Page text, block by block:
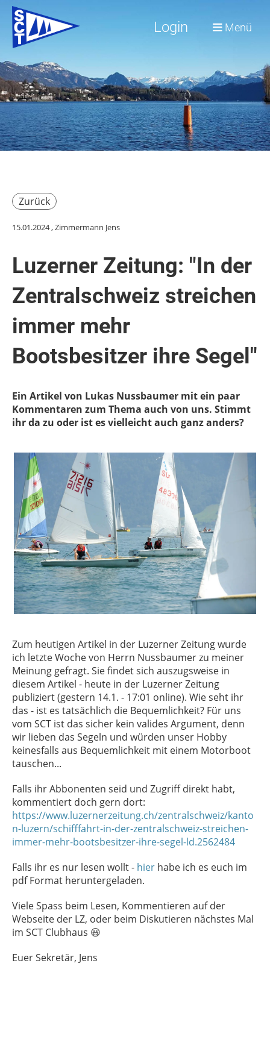
Login Menü
Zurück
15.01.2024, Zimmermann Jens
Luzerner Zeitung: "In der
Zentralschweiz streichen
immer mehr
Bootsbesitzer ihre Segel"
Ein Artikel von Lukas Nussbaumer mit ein paar
Kommentaren zum Thema auch von uns. Stimmt
ihr da zu oder ist es vielleicht auch ganz anders?
Zum heutigen Artikel in der Luzerner Zeitung wurde
ich letzte Woche von Herrn Nussbaumer zu meiner
Meinung gefragt. Sie findet sich auszugsweise in
diesem Artikel - heute in der Luzerner Zeitung
publiziert (gestern 14.1. - 17:01 online). Wie seht ihr
das - ist es tatsächlich die Bequemlichkeit? Für uns
vom SCT ist das sicher kein valides Argument, denn
wir lieben das Segeln und würden unser Hobby
keinesfalls aus Bequemlichkeit mit einem Motorboot
tauschen...
Falls ihr Abbonenten seid und Zugriff direkt habt,
kommentiert doch gern dort:
https://www.luzernerzeitung.ch/zentralschweiz/kanto
n-luzern/schifffahrt-in-der-zentralschweiz-streichen-
immer-mehr-bootsbesitzer-ihre-segel-ld.2562484
Falls ihr es nur lesen wollt - hier habe ich es euch im
pdf Format heruntergeladen.
Viele Spass beim Lesen, Kommentieren auf der
Webseite der LZ, oder beim Diskutieren nächstes Mal
im SCT Clubhaus 😃
Euer Sekretär, Jens